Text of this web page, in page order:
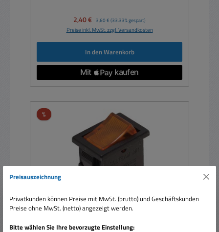
Verkaufspreis:
2,40 € Regulärer Preis:
3,60 € (33.33% gespart)
Preise inkl. MwSt. zzgl. Versandkosten
In den Warenkorb
%Rabatt
Preisauszeichnung
Privatkunden können Preise mit MwSt. (brutto) und Geschäftskunden
Preise ohne MwSt. (netto) angezeigt werden.
Bitte wählen Sie Ihre bevorzugte Einstellung: